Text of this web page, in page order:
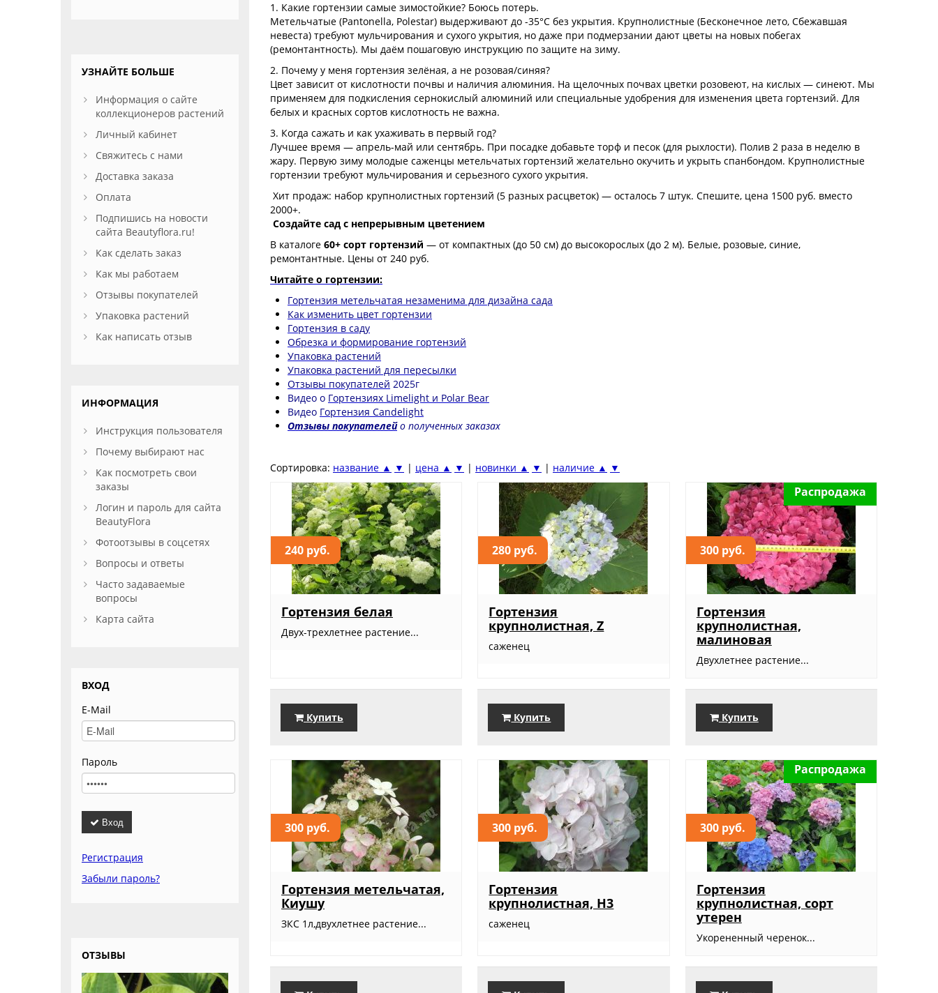
1. Какие гортензии самые зимостойкие? Боюсь потерь.
Метельчатые (Pantonella, Polestar) выдерживают до -35°C без укрытия. Крупнолистные (Бесконечное лето, Сбежавшая
невеста) требуют мульчирования и сухого укрытия, но даже при подмерзании дают цветы на новых побегах
(ремонтантность). Мы даём пошаговую инструкцию по защите на зиму.
2. Почему у меня гортензия зелёная, а не розовая/синяя?
Цвет зависит от кислотности почвы и наличия алюминия. На щелочных почвах цветки розовеют, на кислых — синеют. Мы
применяем для подкисления сернокислый алюминий или специальные удобрения для изменения цвета гортензий. Для
белых и красных сортов кислотность не важна.
3. Когда сажать и как ухаживать в первый год?
Лучшее время — апрель-май или сентябрь. При посадке добавьте торф и песок (для рыхлости). Полив 2 раза в неделю в
жару. Первую зиму молодые саженцы метельчатых гортензий желательно окучить и укрыть спанбондом. Крупнолистные
гортензии требуют мульчирования и серьезного сухого укрытия.
Хит продаж: набор крупнолистных гортензий (5 разных расцветок) — осталось 7 штук. Спешите, цена 1500 руб. вместо
2000+.
Создайте сад с непрерывным цветением
В каталоге60+ сорт гортензий — от компактных (до 50 см) до высокорослых (до 2 м). Белые, розовые, синие,
ремонтантные. Цены от 240 руб.
Читайте о гортензии:
Гортензия метельчатая незаменима для дизайна сада
Как изменить цвет гортензии
Гортензия в саду
Обрезка и формирование гортензий
Упаковка растений
Упаковка растений для пересылки
Отзывы покупателей 2025г
Видео о Гортензиях Limelight и Polar Bear
Видео Гортензия Candelight
Отзывы покупателейо полученных заказах
Сортировка: название ▲ ▼ | цена ▲ ▼ | новинки ▲ ▼ | наличие ▲ ▼
240 руб.
Гортензия белая
Двух-трехлетнее растение...
Купить
280 руб.
Гортензия
крупнолистная, Z
саженец
Купить
300 руб.
Распродажа
Гортензия
крупнолистная,
малиновая
Двухлетнее растение...
Купить
300 руб.
Гортензия метельчатая,
Киушу
ЗКС 1л,двухлетнее растение...
300 руб.
Гортензия
крупнолистная, Н3
саженец
300 руб.
Распродажа
Гортензия
крупнолистная, сорт
утерен
Укорененный черенок...
УЗНАЙТЕ БОЛЬШЕ
Информация о сайте
коллекционеров растений
Личный кабинет
Свяжитесь с нами
Доставка заказа
Оплата
Подпишись на новости
сайта Beautyflora.ru!
Как сделать заказ
Как мы работаем
Отзывы покупателей
Упаковка растений
Как написать отзыв
ИНФОРМАЦИЯ
Инструкция пользователя
Почему выбирают нас
Как посмотреть свои
заказы
Логин и пароль для сайта
BeautyFlora
Фотоотзывы в соцсетях
Вопросы и ответы
Часто задаваемые
вопросы
Карта сайта
ВХОД
E-Mail
Пароль
Вход
Регистрация
Забыли пароль?
ОТЗЫВЫ